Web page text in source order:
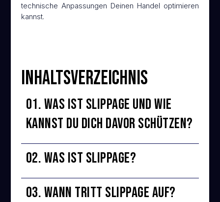
technische Anpassungen Deinen Handel optimieren
kannst.
Inhaltsverzeichnis
01. Was ist Slippage und wie
kannst du Dich davor schützen?
02. Was ist Slippage?
03. Wann tritt Slippage auf?